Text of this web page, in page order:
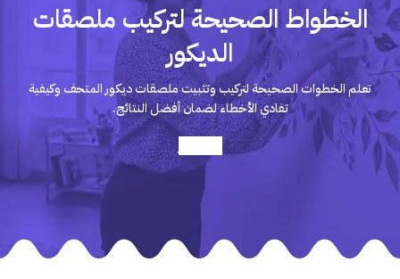
الخطواط الصحيحة لتركيب ملصقات
الديكور
تعلم الخطوات الصحيحة لتركيب وتثبيت ملصقات ديكور المتحف وكيفية
تفادي الأخطاء لضمان أفضل النتائج.